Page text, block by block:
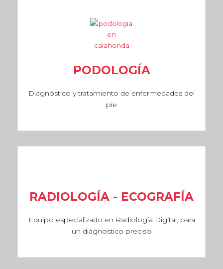
PODOLOGÍA
Diagnóstico y tratamiento de enfermedades del
pie
RADIOLOGÍA - ECOGRAFÍA
Equipo especializado en Radiología Digital, para
un diágnostico preciso